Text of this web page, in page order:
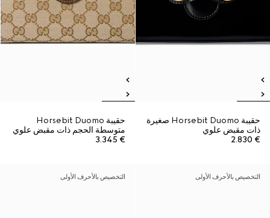
حقيبة Horsebit Duomo صغيرة
ذات مقبض علوي
€ 2.830
حقيبة Horsebit Duomo
متوسطة الحجم ذات مقبض علوي
€ 3.345
التخصيص بالأحرف الأولى التخصيص بالأحرف الأولى